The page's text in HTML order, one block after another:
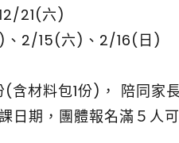
21(六)
2/15(六)、2/16(日)
材料包1份)， 陪同家
日期，團體報名滿５人